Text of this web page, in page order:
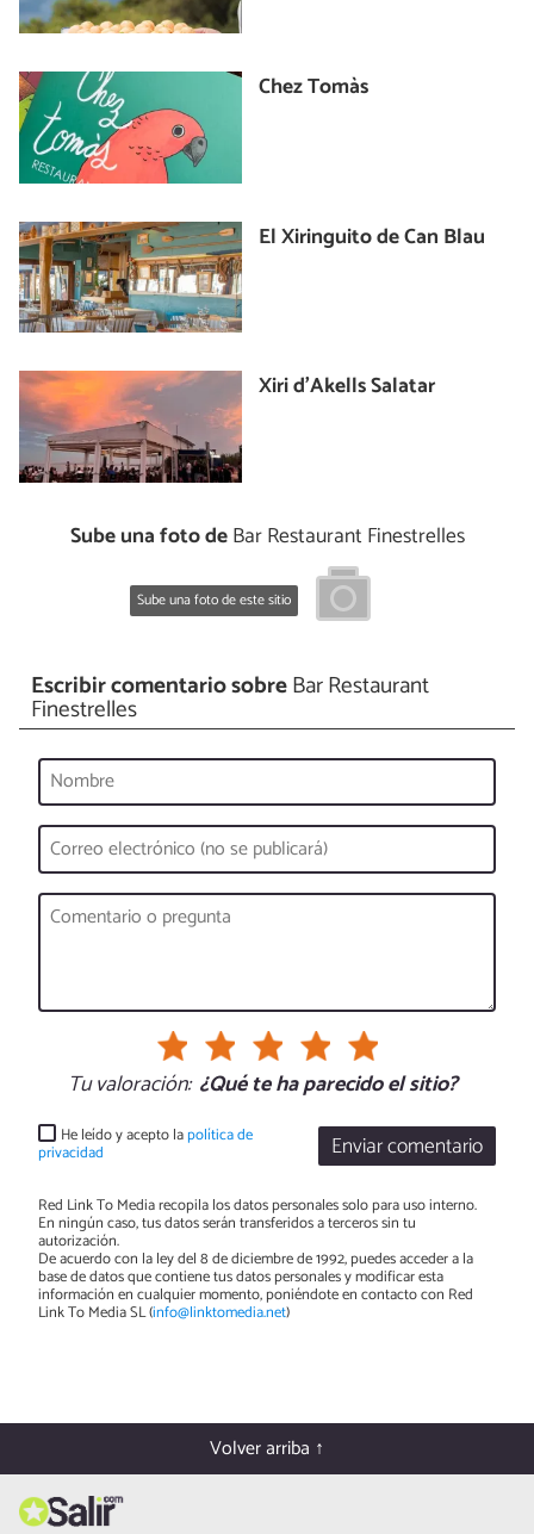
Chez Tomàs
El Xiringuito de Can Blau
Xiri d'Akells Salatar
Sube una foto deBar Restaurant Finestrelles
Sube una foto de este sitio
Escribir comentario sobreBar Restaurant
Finestrelles
Tu valoración: ¿Qué te ha parecido el sitio?
Enviar comentario
He leído y acepto lapolítica de
privacidad
Red Link To Media recopila los datos personales solo para uso interno.
En ningún caso, tus datos serán transferidos a terceros sin tu
autorización.
De acuerdo con la ley del 8 de diciembre de 1992, puedes acceder a la
base de datos que contiene tus datos personales y modificar esta
información en cualquier momento, poniéndote en contacto con Red
Link To Media SL (info@linktomedia.net)
Volver arriba ↑